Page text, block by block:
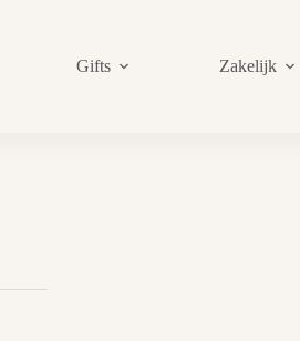
Gifts Zakelijk